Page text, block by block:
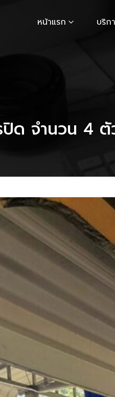
หน้าแรก บริก
ด จำนวน 4